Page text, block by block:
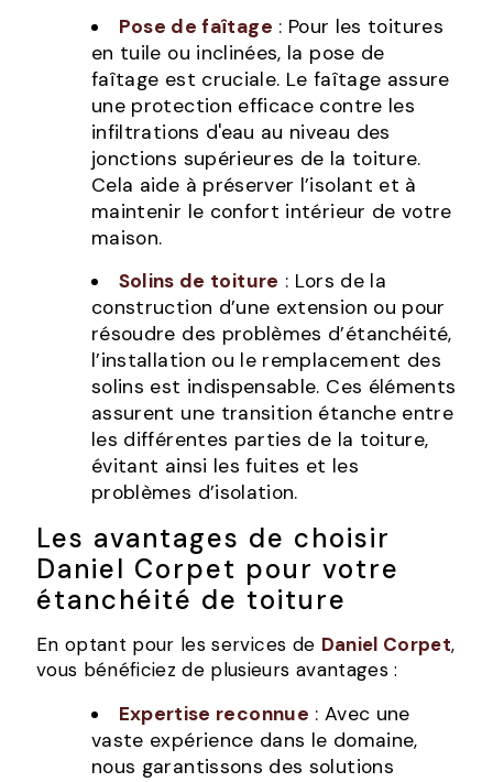
Pose de faîtage : Pour les toitures
en tuile ou inclinées, la pose de
faîtage est cruciale. Le faîtage assure
une protection efficace contre les
infiltrations d'eau au niveau des
jonctions supérieures de la toiture.
Cela aide à préserver l’isolant et à
maintenir le confort intérieur de votre
maison.
Solins de toiture : Lors de la
construction d’une extension ou pour
résoudre des problèmes d’étanchéité,
l’installation ou le remplacement des
solins est indispensable. Ces éléments
assurent une transition étanche entre
les différentes parties de la toiture,
évitant ainsi les fuites et les
problèmes d’isolation.
Les avantages de choisir
Daniel Corpet pour votre
étanchéité de toiture
En optant pour les services de Daniel Corpet,
vous bénéficiez de plusieurs avantages :
Expertise reconnue : Avec une
vaste expérience dans le domaine,
nous garantissons des solutions